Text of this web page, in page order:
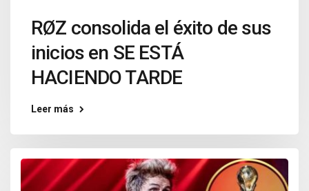
RØZ consolida el éxito de sus
inicios en SE ESTÁ
HACIENDO TARDE
Leer más